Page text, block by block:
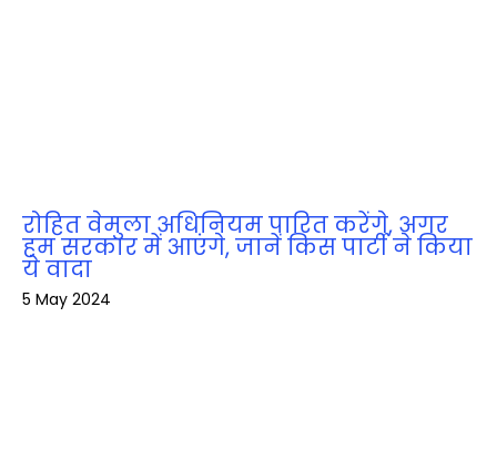
रोहित वेमुला अधिनियम पारित करेंगे, अगर
हम सरकार में आएंगे, जानें किस पार्टी ने किया
ये वादा
5 May 2024